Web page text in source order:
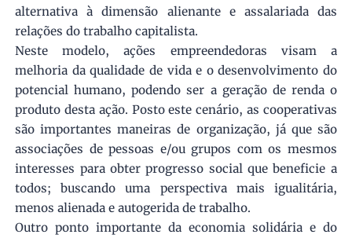
alternativa à dimensão alienante e assalariada das
relações do trabalho capitalista.
Neste modelo, ações empreendedoras visam a
melhoria da qualidade de vida e o desenvolvimento do
potencial humano, podendo ser a geração de renda o
produto desta ação. Posto este cenário, as cooperativas
são importantes maneiras de organização, já que são
associações de pessoas e/ou grupos com os mesmos
interesses para obter progresso social que beneficie a
todos; buscando uma perspectiva mais igualitária,
menos alienada e autogerida de trabalho.
Outro ponto importante da economia solidária e do